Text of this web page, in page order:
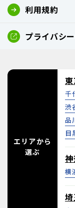
利用規約
プライバシ
エリアから
選ぶ
千
渋
品
目
横